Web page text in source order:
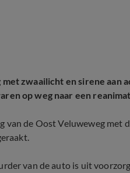
zwaailicht en sirene aan
op weg naar een
de Oost Veluweweg met
van de auto is uit